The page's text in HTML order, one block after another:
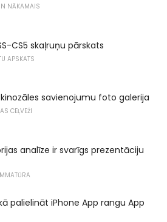
NĀKAMAIS
CS5 skaļruņu pārskats
APSKATS
savienojumu foto galerija
CEĻVEŽI
analīze ir svarīgs prezentāciju
palielināt iPhone App rangu App